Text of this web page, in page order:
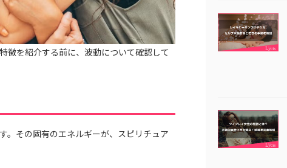
徴を紹介する前に、波動について確認して
。その固有のエネルギーが、スピリチュア